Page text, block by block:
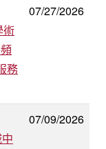
術
務
07/27/2026
07/09/2026